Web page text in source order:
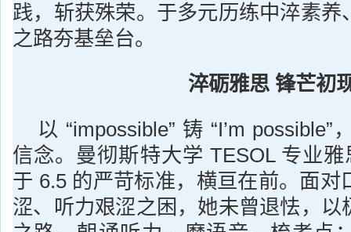
践，斩获殊荣。于多元历练中淬素养
之路夯基垒台。
淬砺雅思 锋芒初
以 “impossible” 铸 “I’m
信念。曼彻斯特大学 TESOL 专业
于 6.5 的严苛标准，横亘在前。面对
涩、听力艰涩之困，她未曾退怯，以